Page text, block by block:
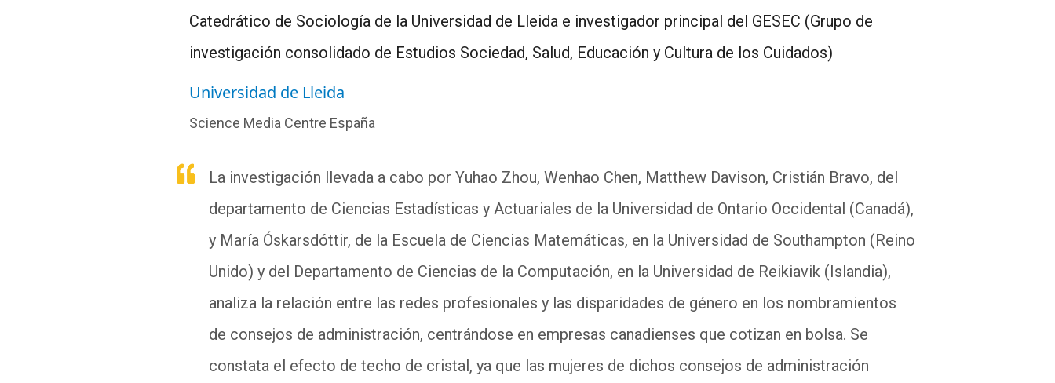
Catedrático de Sociología de la Universidad de Lleida e investigador principal del GESEC (Grupo de
investigación consolidado de Estudios Sociedad, Salud, Educación y Cultura de los Cuidados)
Universidad de Lleida
Science Media Centre España
La investigación llevada a cabo por Yuhao Zhou, Wenhao Chen, Matthew Davison, Cristián Bravo, del
departamento de Ciencias Estadísticas y Actuariales de la Universidad de Ontario Occidental (Canadá),
y María Óskarsdóttir, de la Escuela de Ciencias Matemáticas, en la Universidad de Southampton (Reino
Unido) y del Departamento de Ciencias de la Computación, en la Universidad de Reikiavik (Islandia),
analiza la relación entre las redes profesionales y las disparidades de género en los nombramientos
de consejos de administración, centrándose en empresas canadienses que cotizan en bolsa. Se
constata el efecto de techo de cristal, ya que las mujeres de dichos consejos de administración